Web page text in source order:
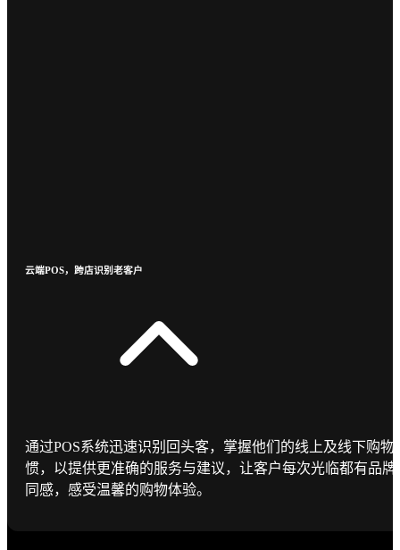
云端POS，跨店识别老客户
通过POS系统迅速识别回头客，掌握他们的线上及线下购物
惯，以提供更准确的服务与建议，让客户每次光临都有品牌
同感，感受温馨的购物体验。